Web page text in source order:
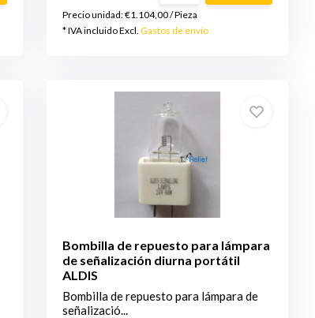
Precio unidad:€1.104,00/Pieza
* IVA incluido Excl.Gastos de envío
Bombilla de repuesto para lámpara
de señalización diurna portátil
ALDIS
Bombilla de repuesto para lámpara de
señalizació...